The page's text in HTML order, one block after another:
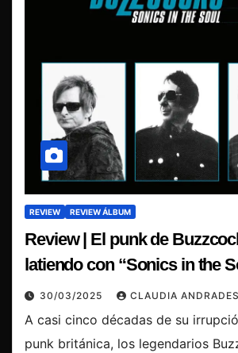
REVIEW REVIEW ÁLBUM
Review | El punk de
latiendo con “Sonics in the
30/03/2025 CLAUDIA
A casi cinco décadas de su
punk británica, los legendarios